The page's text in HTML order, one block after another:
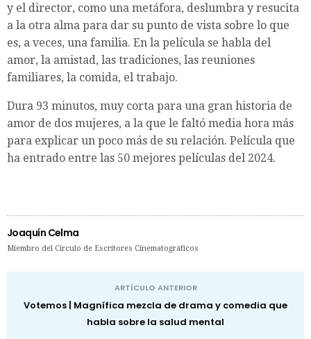
y el director, como una metáfora, deslumbra y resucita
a la otra alma para dar su punto de vista sobre lo que
es, a veces, una familia. En la película se habla del
amor, la amistad, las tradiciones, las reuniones
familiares, la comida, el trabajo.
Dura 93 minutos, muy corta para una gran historia de
amor de dos mujeres, a la que le faltó media hora más
para explicar un poco más de su relación. Película que
ha entrado entre las 50 mejores películas del 2024.
Joaquín Celma
Miembro del Círculo de Escritores Cinematográficos
ARTÍCULO ANTERIOR
Votemos | Magnífica mezcla de drama y comedia que
habla sobre la salud mental